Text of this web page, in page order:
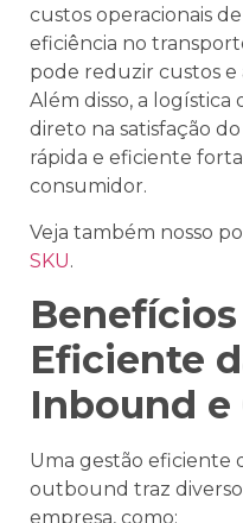
custos operacionais
eficiência no
pode reduzir custos
Além disso, a
direto na satisfação
rápida e eficiente
consumidor.
Veja também nosso
SKU.
Eficiente
Inbound
Uma gestão eficiente
outbound traz
empresa, como: